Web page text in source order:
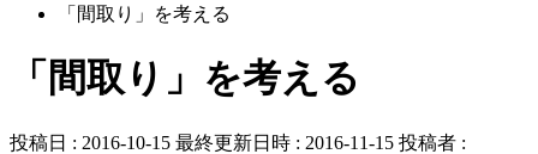
「間取り」を考える
「間取り」を考える
投稿日 : 2016-10-15 最終更新日時 : 2016-11-15 投稿者 :